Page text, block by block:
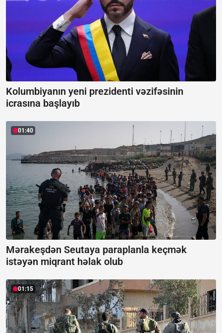
Kolumbiyanın yeni prezidenti vəzifəsinin
icrasına başlayıb
01:40
Mərakeşdən Seutaya paraplanla keçmək
istəyən miqrant həlak olub
01:15